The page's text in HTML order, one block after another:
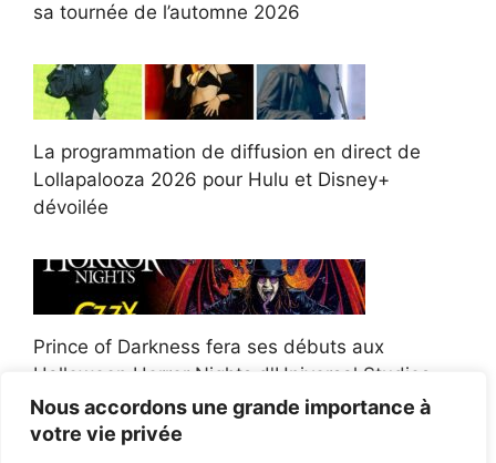
Nous accordons une grande importance à
votre vie privée
sa tournée de l’automne 2026
La programmation de diffusion en direct de
Lollapalooza 2026 pour Hulu et Disney+
dévoilée
Prince of Darkness fera ses débuts aux
Halloween Horror Nights d'Universal Studios